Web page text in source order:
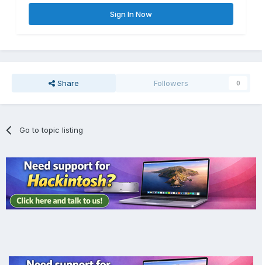
Sign In Now
Share Followers 0
Go to topic listing